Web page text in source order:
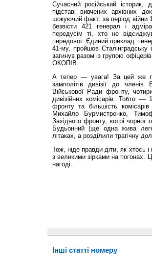
Сучасний російський
підставі вивчених архівних
шокуючий факт: за період війни
безвісти 421 генерал і
передусім ті, хто не
передової. Єдиний приклад:
41-му, пройшов Сталінградську
загинув разом із групою
ОКОПІВ.
А тепер — увага! За цей же
замполітів дивізії до
Військової Ради фронту,
дивізійних комісарів. Тобто
фронту та більшість
Михайло Бурмистренко,
Західного фронту, котрі
Будьонний (ще одна жива
літаках, а розділили трагічну
Тож, ніде правди діти, як хтось і
з великими зірками на погонах.
нагоді.
Інші статті номеру